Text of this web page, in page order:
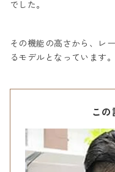
でした。
その機能の高さから、レ
るモデルとなっています。
こ